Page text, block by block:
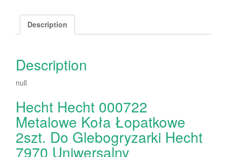
Description
Description
null
Hecht Hecht 000722
Metalowe Koła Łopatkowe
2szt. Do Glebogryzarki Hecht
7970 Uniwersalny